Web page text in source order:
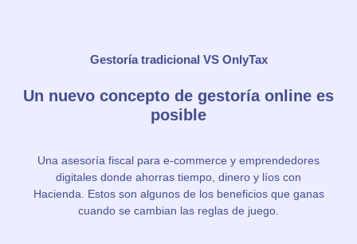
Gestoría tradicional VS OnlyTax
Un nuevo concepto de gestoría online es
posible
Una asesoría fiscal para e-commerce y emprendedores
digitales donde ahorras tiempo, dinero y líos con
Hacienda. Estos son algunos de los beneficios que ganas
cuando se cambian las reglas de juego.